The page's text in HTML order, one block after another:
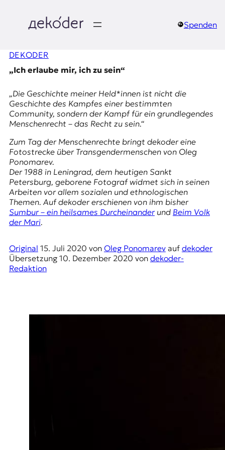
springen
e
k
o
d
e
r
|
D
E
K
O
Spenden
DEKODER
„Ich erlaube mir, ich zu sein“
„Die Geschichte meiner Held*innen ist nicht die
Geschichte des Kampfes einer bestimmten
Community, sondern der Kampf für ein grundlegendes
Menschenrecht – das Recht zu sein.“
Zum Tag der Menschenrechte bringt dekoder eine
Fotostrecke über Transgendermenschen von Oleg
Ponomarev.
Der 1988 in Leningrad, dem heutigen Sankt
Petersburg, geborene Fotograf widmet sich in seinen
Arbeiten vor allem sozialen und ethnologischen
Themen. Auf dekoder erschienen von ihm bisher
Sumbur – ein heilsames Durcheinanderund Beim Volk
der Mari.
Original 15. Juli 2020 von Oleg Ponomarevauf dekoder
Übersetzung 10. Dezember 2020 von dekoder-
Redaktion